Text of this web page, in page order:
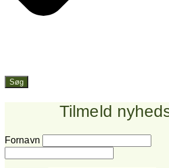
Søg
Tilmeld
Fornavn